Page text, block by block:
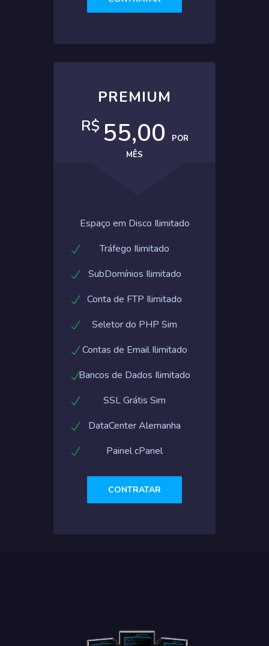
PREMIUM
R$ 55,00
POR
MÊS
Espaço em Disco Ilimitado
Tráfego Ilimitado
SubDomínios Ilimitado
Conta de FTP Ilimitado
Seletor do PHP Sim
Contas de Email Ilimitado
Bancos de Dados Ilimitado
SSL Grátis Sim
DataCenter Alemanha
Painel cPanel
CONTRATAR